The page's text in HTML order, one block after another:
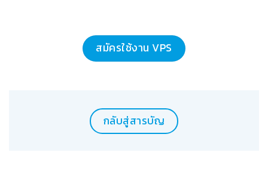
สมัครใช้งาน VPS
กลับสู่สารบัญ